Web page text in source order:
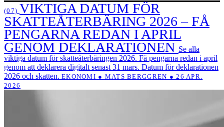
(07) VIKTIGA DATUM FÖR
SKATTEÅTERBÄRING 2026 – FÅ
PENGARNA REDAN I APRIL
GENOM DEKLARATIONEN Se alla
viktiga datum för skatteåterbäringen 2026. Få pengarna redan i april
genom att deklarera digitalt senast 31 mars. Datum för deklarationen
2026 och skatten. EKONOMI ● MATS BERGGREN ● 26 APR.
2026